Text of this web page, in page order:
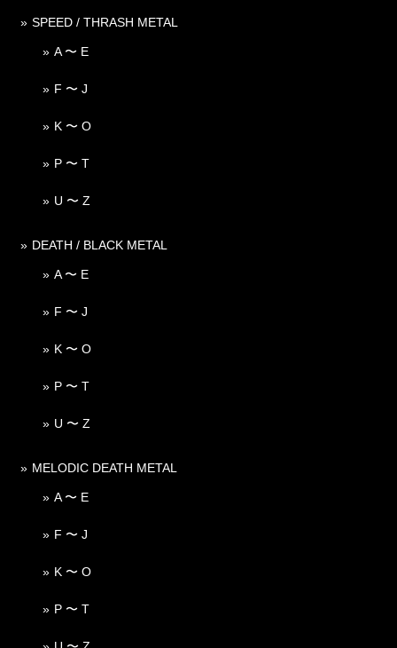
SPEED / THRASH METAL
A 〜 E
F 〜 J
K 〜 O
P 〜 T
U 〜 Z
DEATH / BLACK METAL
A 〜 E
F 〜 J
K 〜 O
P 〜 T
U 〜 Z
MELODIC DEATH METAL
A 〜 E
F 〜 J
K 〜 O
P 〜 T